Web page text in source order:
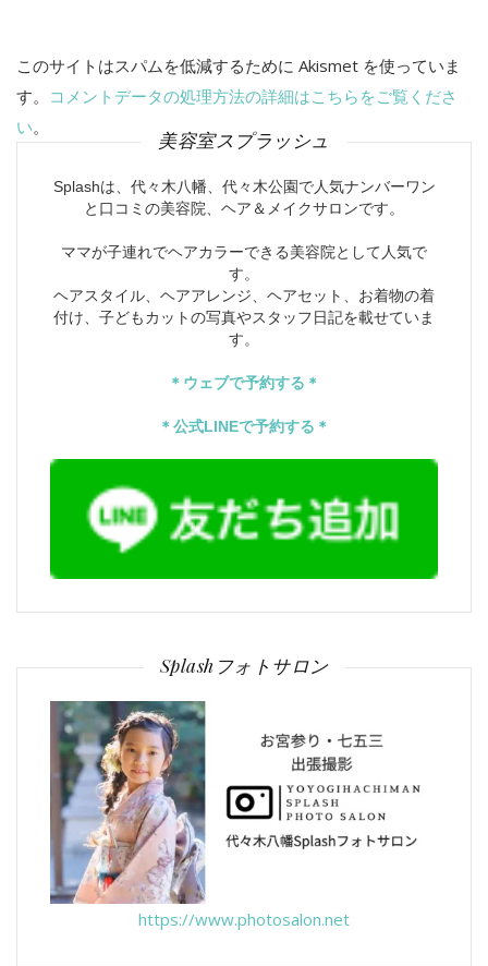
このサイトはスパムを低減するために Akismet を使っていま
す。 コメントデータの処理方法の詳細はこちらをご覧くださ
い。
美容室スプラッシュ
Splashは、代々木八幡、代々木公園で人気ナンバーワン
と口コミの美容院、ヘア＆メイクサロンです。
ママが子連れでヘアカラーできる美容院として人気で
す。
ヘアスタイル、ヘアアレンジ、ヘアセット、お着物の着
付け、子どもカットの写真やスタッフ日記を載せていま
す。
＊ウェブで予約する＊
＊公式LINEで予約する＊
Splashフォトサロン
https://www.photosalon.net